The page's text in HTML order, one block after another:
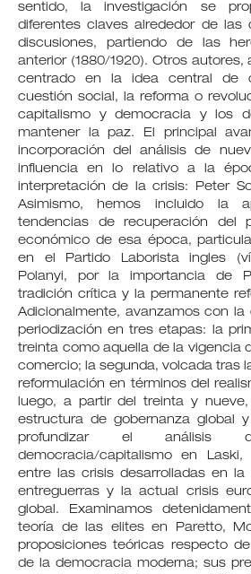
sentido, la investigación se
diferentes claves alrededor de las
discusiones, partiendo de las
anterior (1880/1920). Otros autores,
centrado en la idea central de
cuestión social, la reforma o
capitalismo y democracia y los
mantener la paz. El principal
incorporación del análisis de
influencia en lo relativo a la
interpretación de la crisis: Peter
Asimismo, hemos incluido la
tendencias de recuperación del
económico de esa época,
en el Partido Laborista ingles
Polanyi, por la importancia de
tradición crítica y la permanente
Adicionalmente, avanzamos con
periodización en tres etapas: la
treinta como aquella de la vigencia
comercio; la segunda, volcada tras
reformulación en términos del
luego, a partir del treinta y
estructura de gobernanza global
profundizar el análisis
democracia/capitalismo en
entre las crisis desarrolladas en
entreguerras y la actual crisis
global. Examinamos
teoría de las elites en Paretto,
proposiciones teóricas respecto
de la democracia moderna; sus